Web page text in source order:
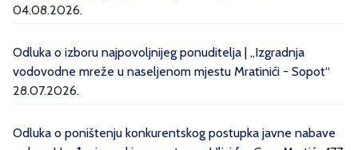
04.08.2026.
Odluka o izboru najpovoljnijeg ponuditelja | „Izgradnja
vodovodne mreže u naseljenom mjestu Mratinići - Sopot“
28.07.2026.
Odluka o poništenju konkurentskog postupka javne nabave